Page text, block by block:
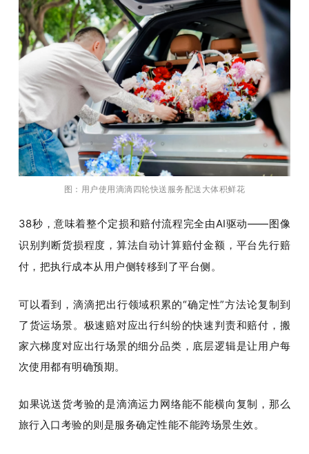
图：用户使用滴滴四轮快送服务配送大体积鲜花
38秒，意味着整个定损和赔付流程完全由AI驱动——图像
识别判断货损程度，算法自动计算赔付金额，平台先行赔
付，把执行成本从用户侧转移到了平台侧。
可以看到，滴滴把出行领域积累的“确定性”方法论复制到
了货运场景。极速赔对应出行纠纷的快速判责和赔付，搬
家六梯度对应出行场景的细分品类，底层逻辑是让用户每
次使用都有明确预期。
如果说送货考验的是滴滴运力网络能不能横向复制，那么
旅行入口考验的则是服务确定性能不能跨场景生效。